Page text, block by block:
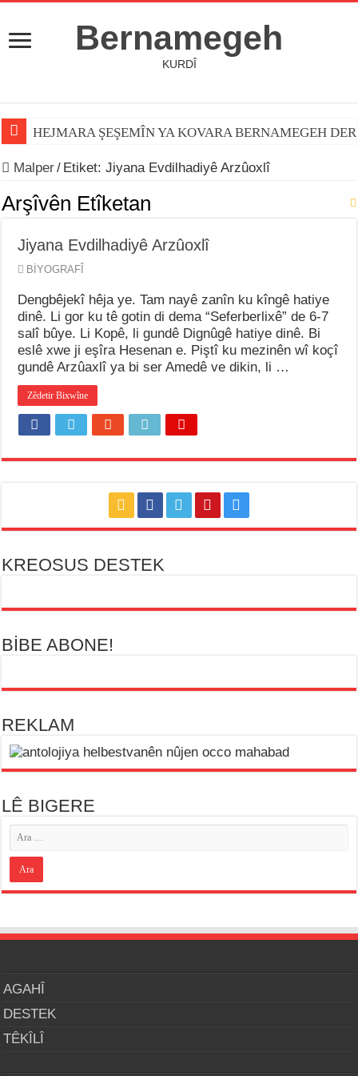
Bernamegeh
KURDÎ
HEJMARA ŞEŞEMÎN YA KOVARA BERNAMEGEH
Malper/ Etiket:Jiyana Evdilhadiyê Arzûoxlî
Arşîvên Etîketan
Jiyana Evdilhadiyê Arzûoxlî
BİYOGRAFÎ
Dengbêjekî hêja ye. Tam nayê zanîn ku kîngê hatiye
dinê. Li gor ku tê gotin di dema “Seferberlixê” de 6-7
salî bûye. Li Kopê, li gundê Dignûgê hatiye dinê. Bi
eslê xwe ji eşîra Hesenan e. Piştî ku mezinên wî koçî
gundê Arzûaxlî ya bi ser Amedê ve dikin, li …
Zêdetir Bixwîne
KREOSUS DESTEK
BİBE ABONE!
REKLAM
LÊ BIGERE
AGAHÎ
DESTEK
TÊKÎLÎ